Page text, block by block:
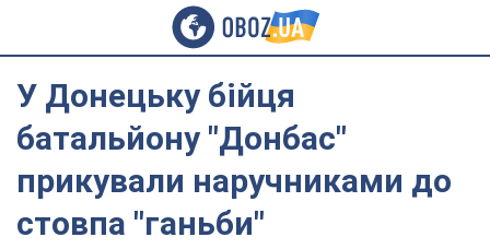
У Донецьку бійця
батальйону "Донбас"
прикували наручниками до
стовпа "ганьби"